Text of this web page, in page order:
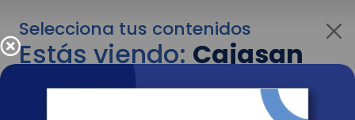
Selecciona tus contenidos
Estás viendo:Cajasan
para personas
Para cambiar al contenido de tu interés más